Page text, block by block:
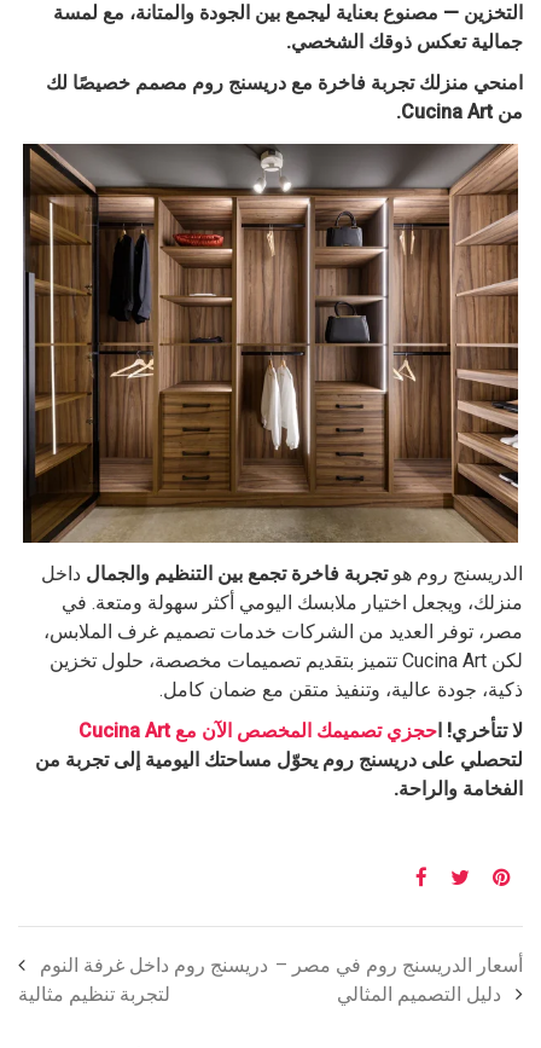
التخزين — مصنوع بعناية ليجمع بين الجودة والمتانة، مع لمسة
جمالية تعكس ذوقك الشخصي.
امنحي منزلك تجربة فاخرة مع دريسنج روم مصمم خصيصًا لك
من Cucina Art.
الدريسنج روم هوتجربة فاخرة تجمع بين التنظيم والجمال داخل
منزلك، ويجعل اختيار ملابسك اليومي أكثر سهولة ومتعة. في
مصر، توفر العديد من الشركات خدمات تصميم غرف الملابس،
لكن Cucina Art تتميز بتقديم تصميمات مخصصة، حلول تخزين
ذكية، جودة عالية، وتنفيذ متقن مع ضمان كامل.
لا تتأخري! ا حجزي تصميمك المخصص الآن مع Cucina Art
لتحصلي على دريسنج روم يحوّل مساحتك اليومية إلى تجربة من
الفخامة والراحة.
دريسنج روم داخل غرفة النوم
لتجربة تنظيم مثالية
أسعار الدريسنج روم في مصر –
دليل التصميم المثالي